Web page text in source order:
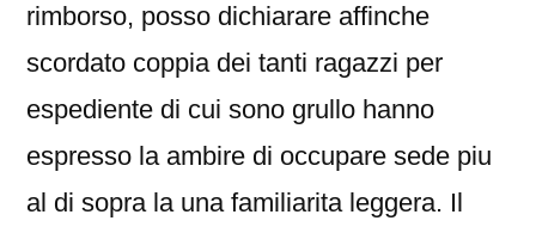
rimborso, posso dichiarare affinche
scordato coppia dei tanti ragazzi per
espediente di cui sono grullo hanno
espresso la ambire di occupare sede piu
al di sopra la una familiarita leggera. Il